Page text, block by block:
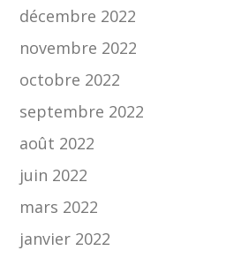
décembre 2022
novembre 2022
octobre 2022
septembre 2022
août 2022
juin 2022
mars 2022
janvier 2022